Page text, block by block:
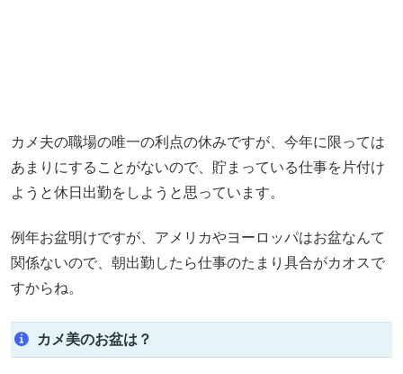
カメ夫の職場の唯一の利点の休みですが、今年に限っては
あまりにすることがないので、貯まっている仕事を片付け
ようと休日出勤をしようと思っています。
例年お盆明けですが、アメリカやヨーロッパはお盆なんて
関係ないので、朝出勤したら仕事のたまり具合がカオスで
すからね。
カメ美のお盆は？